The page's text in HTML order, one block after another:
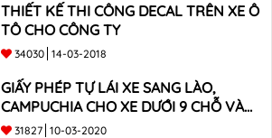
THIẾT KẾ THI CÔNG DECAL TRÊN XE Ô
TÔ CHO CÔNG TY
34030 14-03-2018
GIẤY PHÉP TỰ LÁI XE SANG LÀO,
CAMPUCHIA CHO XE DƯỚI 9 CHỖ VÀ
XE BÁN TẢI
31827 10-03-2020